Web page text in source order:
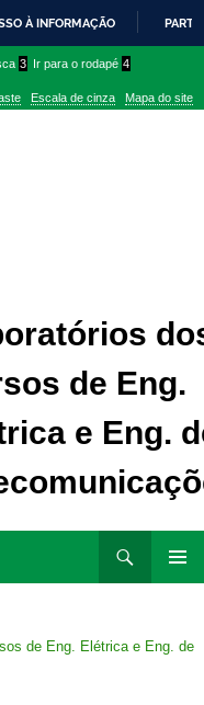
À INFORMAÇÃO
3 Ir para o rodapé 4
Escala de cinza Mapa do site
de Eng.
e Eng.
de Eng. Elétrica e Eng. de